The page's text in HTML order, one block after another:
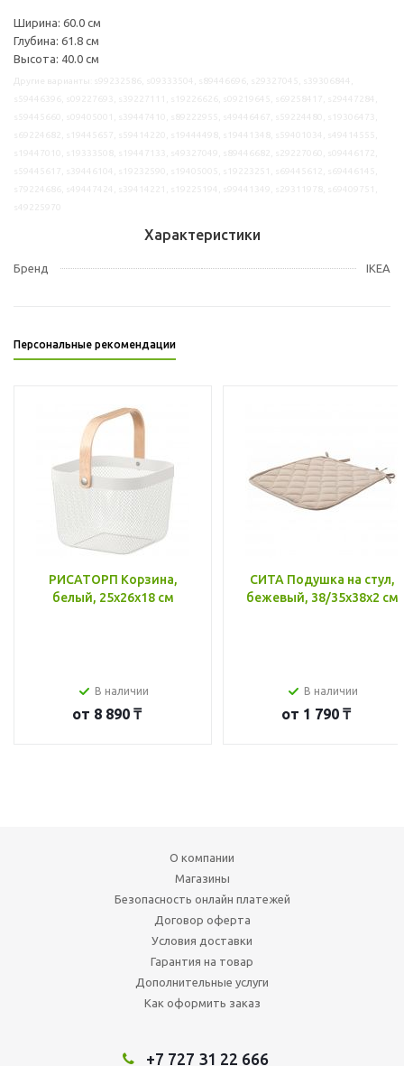
Ширина: 60.0 см
Глубина: 61.8 см
Высота: 40.0 см
Характеристики
Бренд IKEA
Персональные рекомендации
РИСАТОРП Корзина,
белый, 25x26x18 см
В наличии
от 8 890 ₸
СИТА Подушка на стул,
бежевый, 38/35x38x2 см
В наличии
от 1 790 ₸
О компании
Магазины
Безопасность онлайн платежей
Договор оферта
Условия доставки
Гарантия на товар
Дополнительные услуги
Как оформить заказ
+7 727 31 22 666